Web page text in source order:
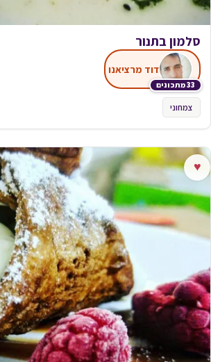
סלמון בתנור
33 מתכונים
דוד מרציאנו
צמחוני
♥